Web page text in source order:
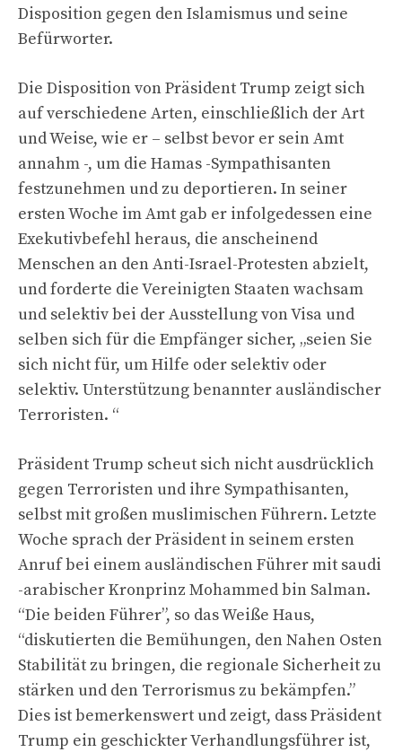
Disposition gegen den Islamismus und seine
Befürworter.
Die Disposition von Präsident Trump zeigt sich
auf verschiedene Arten, einschließlich der Art
und Weise, wie er – selbst bevor er sein Amt
annahm -, um die Hamas -Sympathisanten
festzunehmen und zu deportieren. In seiner
ersten Woche im Amt gab er infolgedessen eine
Exekutivbefehl heraus, die anscheinend
Menschen an den Anti-Israel-Protesten abzielt,
und forderte die Vereinigten Staaten wachsam
und selektiv bei der Ausstellung von Visa und
selben sich für die Empfänger sicher, „seien Sie
sich nicht für, um Hilfe oder selektiv oder
selektiv. Unterstützung benannter ausländischer
Terroristen. “
Präsident Trump scheut sich nicht ausdrücklich
gegen Terroristen und ihre Sympathisanten,
selbst mit großen muslimischen Führern. Letzte
Woche sprach der Präsident in seinem ersten
Anruf bei einem ausländischen Führer mit saudi
-arabischer Kronprinz Mohammed bin Salman.
“Die beiden Führer”, so das Weiße Haus,
“diskutierten die Bemühungen, den Nahen Osten
Stabilität zu bringen, die regionale Sicherheit zu
stärken und den Terrorismus zu bekämpfen.”
Dies ist bemerkenswert und zeigt, dass Präsident
Trump ein geschickter Verhandlungsführer ist,